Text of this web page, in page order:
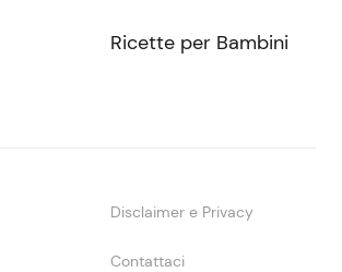
Ricette per Bambini
Disclaimer e Privacy
Contattaci